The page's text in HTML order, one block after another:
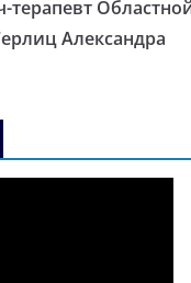
терапевт
Александра